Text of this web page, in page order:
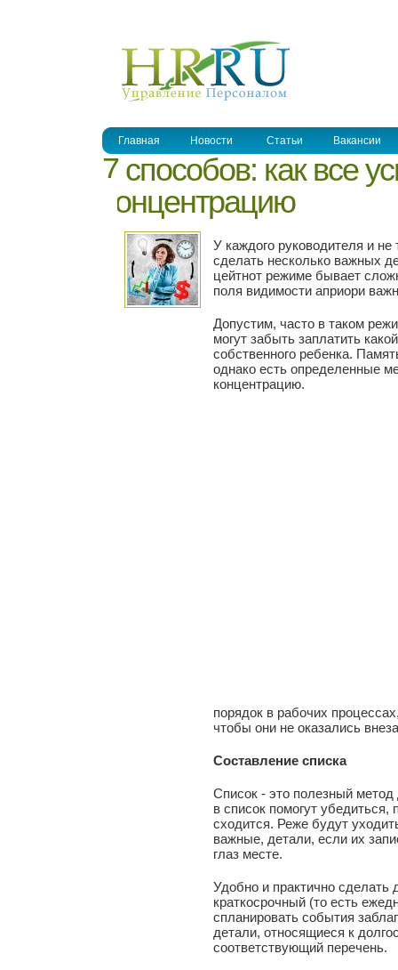
Главная Новости Статьи Вакансии
7 способов: как все
концентрацию
У каждого руководителя и
сделать несколько важных
цейтнот режиме бывает
поля видимости априори
Допустим, часто в таком
могут забыть заплатить
собственного ребенка.
однако есть определенные
концентрацию.
порядок в рабочих
чтобы они не оказались
Составление списка
Список - это полезный
в список помогут убедиться,
сходится. Реже будут
важные, детали, если их
глаз месте.
Удобно и практично сделать
краткосрочный (то есть
спланировать события
детали, относящиеся к
соответствующий перечень.